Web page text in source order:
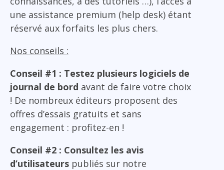
une assistance premium (help desk) étant
réservé aux forfaits les plus chers.
Nos conseils :
Conseil #1 : Testez plusieurs logiciels de
journal de bord avant de faire votre choix
! De nombreux éditeurs proposent des
offres d’essais gratuits et sans
engagement : profitez-en !
Conseil #2 : Consultez les avis
d’utilisateurs publiés sur notre